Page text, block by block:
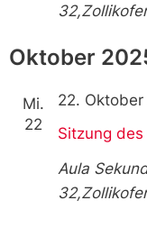
Oktober
Mi.
22
Sitzung
22.
Aula